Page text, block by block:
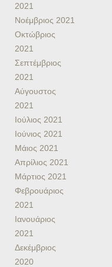
2021
Νοέμβριος 2021
Οκτώβριος
2021
Σεπτέμβριος
2021
Αύγουστος
2021
Ιούλιος 2021
Ιούνιος 2021
Μάιος 2021
Απρίλιος 2021
Μάρτιος 2021
Φεβρουάριος
2021
Ιανουάριος
2021
Δεκέμβριος
2020